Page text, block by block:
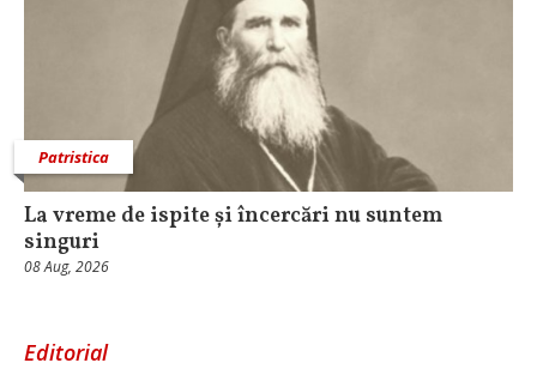
Patristica
La vreme de ispite și încercări nu suntem
singuri
08 Aug, 2026
Editorial